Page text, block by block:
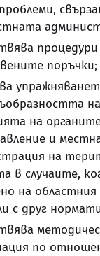
процедури
поръчки;
на
и
на
в случаите,
на
с друг
по